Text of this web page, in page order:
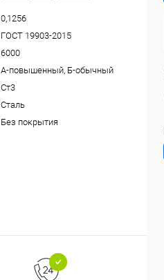
0,1256
ГОСТ 19903-2015
6000
А-повышенный, Б-обычный
Ст3
Сталь
Без покрытия